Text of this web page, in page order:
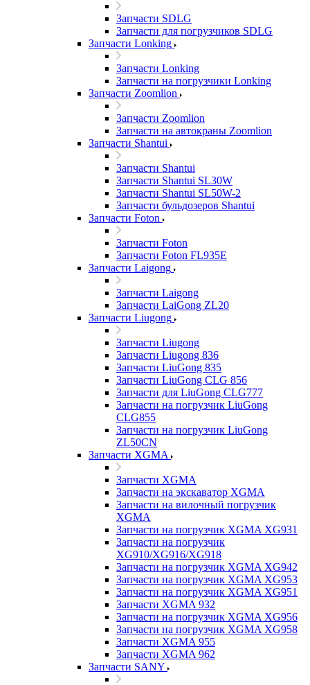
Запчасти SDLG
Запчасти для погрузчиков SDLG
Запчасти Lonking
Запчасти Lonking
Запчасти на погрузчики Lonking
Запчасти Zoomlion
Запчасти Zoomlion
Запчасти на автокраны Zoomlion
Запчасти Shantui
Запчасти Shantui
Запчасти Shantui SL30W
Запчасти Shantui SL50W-2
Запчасти бульдозеров Shantui
Запчасти Foton
Запчасти Foton
Запчасти Foton FL935E
Запчасти Laigong
Запчасти Laigong
Запчасти LaiGong ZL20
Запчасти Liugong
Запчасти Liugong
Запчасти Liugong 836
Запчасти LiuGong 835
Запчасти LiuGong CLG 856
Запчасти для LiuGong CLG777
Запчасти на погрузчик LiuGong
CLG855
Запчасти на погрузчик LiuGong
ZL50CN
Запчасти XGMA
Запчасти XGMA
Запчасти на экскаватор XGMA
Запчасти на вилочный погрузчик
XGMA
Запчасти на погрузчик XGMA XG931
Запчасти на погрузчик
XG910/XG916/XG918
Запчасти на погрузчик XGMA XG942
Запчасти на погрузчик XGMA XG953
Запчасти на погрузчик XGMA XG951
Запчасти XGMA 932
Запчасти на погрузчик XGMA XG956
Запчасти на погрузчик XGMA XG958
Запчасти XGMA 955
Запчасти XGMA 962
Запчасти SANY